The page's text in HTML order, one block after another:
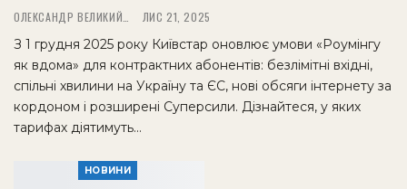
ЛИС 21, 2025
З 1 грудня 2025 року Київстар оновлює умови «Роумінгу
як вдома» для контрактних абонентів: безлімітні вхідні,
спільні хвилини на Україну та ЄС, нові обсяги інтернету за
кордоном і розширені Суперсили. Дізнайтеся, у яких
тарифах діятимуть…
НОВИНИ